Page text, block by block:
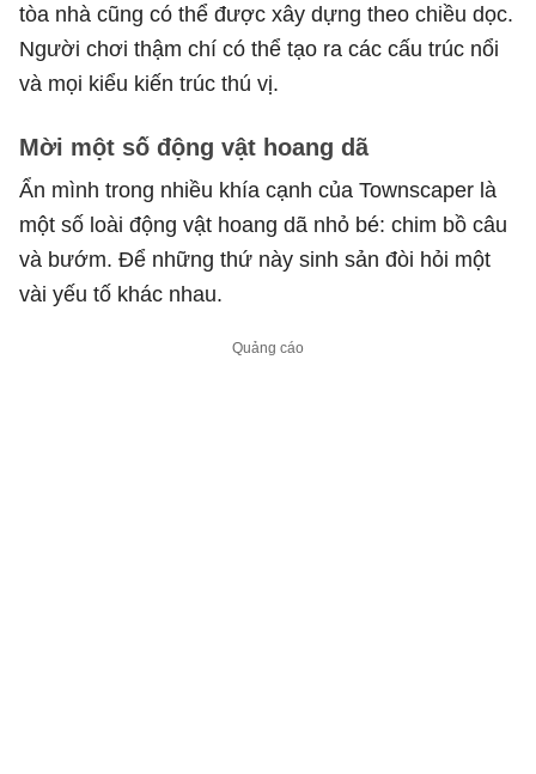
tòa nhà cũng có thể được xây dựng theo chiều dọc.
Người chơi thậm chí có thể tạo ra các cấu trúc nổi
và mọi kiểu kiến trúc thú vị.
Mời một số động vật hoang dã
Ẩn mình trong nhiều khía cạnh của Townscaper là
một số loài động vật hoang dã nhỏ bé: chim bồ câu
và bướm. Để những thứ này sinh sản đòi hỏi một
vài yếu tố khác nhau.